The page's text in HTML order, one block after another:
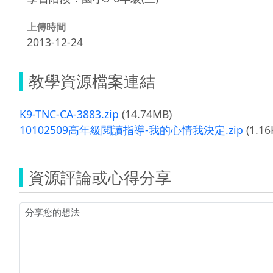
上傳時間
2013-12-24
教學資源檔案連結
K9-TNC-CA-3883.zip (14.74MB)
10102509高年級閱讀指導-我的心情我決定.zip
資源評論或心得分享